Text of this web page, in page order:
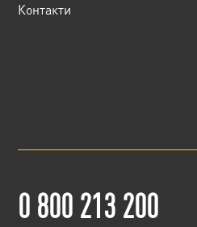
Контакти
0 800 213 200